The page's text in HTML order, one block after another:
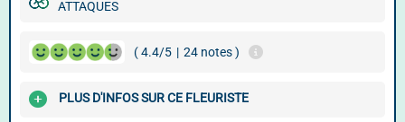
ATTAQUES
( 4.4/5 | 24 notes )
PLUS D'INFOS SUR CE FLEURISTE